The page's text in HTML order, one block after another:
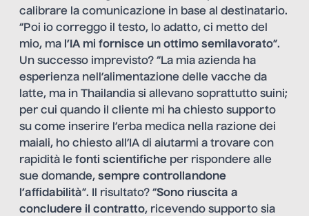
calibrare la comunicazione in base al destinatario.
“Poi io correggo il testo, lo adatto, ci metto del
mio, ma l’IA mi fornisce un ottimo semilavorato”.
Un successo imprevisto? “La mia azienda ha
esperienza nell’alimentazione delle vacche da
latte, ma in Thailandia si allevano soprattutto suini;
per cui quando il cliente mi ha chiesto supporto
su come inserire l’erba medica nella razione dei
maiali, ho chiesto all’IA di aiutarmi a trovare con
rapidità le fonti scientifiche per rispondere alle
sue domande, sempre controllandone
l’affidabilità”. Il risultato? “Sono riuscita a
concludere il contratto, ricevendo supporto sia